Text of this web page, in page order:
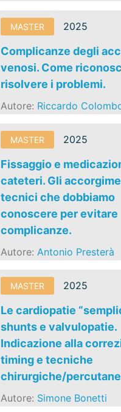
MASTER 2025
Complicanze degli
venosi. Come
risolvere i problemi.
Autore: Riccardo
MASTER 2025
Fissaggio e
cateteri. Gli
tecnici che dobbiamo
conoscere per evitare
complicanze.
Autore:Antonio Presterà
MASTER 2025
Le cardiopatie
shunts e valvulopatie.
Indicazione alla
timing e tecniche
chirurgiche/
Autore: Simone Bonetti